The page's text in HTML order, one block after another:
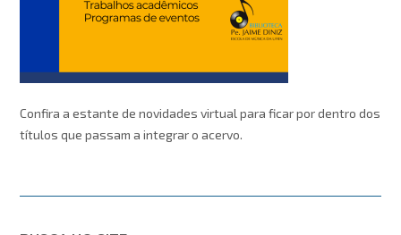
Confira a estante de novidades virtual para ficar por dentro dos
títulos que passam a integrar o acervo.